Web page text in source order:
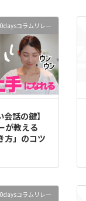
コラムリレー
話の鍵】
が教える
方」のコツ
コラムリレー